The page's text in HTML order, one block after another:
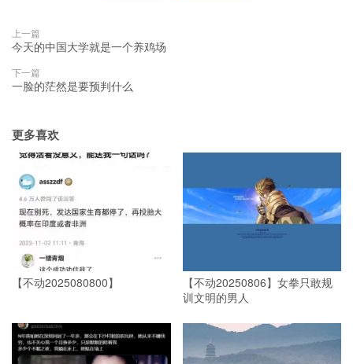
上一篇
今天的中国大学就是一个养鸡场
下一篇
一脸的茫然是要预判什么
更多喜欢
【不动2025080800】
【不动20250806】女拳只敢规
训文明的男人